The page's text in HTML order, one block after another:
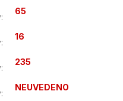
:
65
:
16
:
235
:
NEUVEDENO